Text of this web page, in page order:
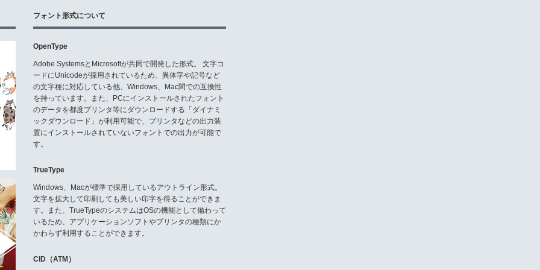
フォント形式について
OpenType
Adobe SystemsとMicrosoftが共同で開発した形式。 文字コ
ードにUnicodeが採用されているため、異体字や記号など
の文字種に対応している他、Windows、Mac間での互換性
を持っています。また、PCにインストールされたフォント
のデータを都度プリンタ等にダウンロードする「ダイナミ
ックダウンロード」が利用可能で、プリンタなどの出力装
置にインストールされていないフォントでの出力が可能で
す。
TrueType
Windows、Macが標準で採用しているアウトライン形式。
文字を拡大して印刷しても美しい印字を得ることができま
す。また、TrueTypeのシステムはOSの機能として備わって
いるため、アプリケーションソフトやプリンタの種類にか
かわらず利用することができます。
CID（ATM）